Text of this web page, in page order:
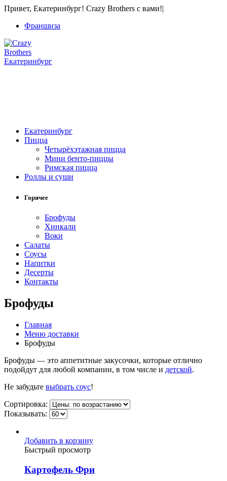
Привет, Екатеринбург! Crazy Brothers с вами!|
Франшиза
Екатеринбург
Екатеринбург
Пицца
Четырёхэтажная пицца
Мини бенто-пиццы
Римская пицца
Роллы и суши
Горячее
Брофуды
Хинкали
Воки
Салаты
Соусы
Напитки
Десерты
Контакты
Брофуды
Главная
Меню доставки
Брофуды
Брофуды — это аппетитные закусочки, которые отлично
подойдут для любой компании, в том числе и детской.
Не забудьте выбрать соус!
Сортировка:
Показывать:
Добавить в корзину
Быстрый просмотр
Картофель Фри